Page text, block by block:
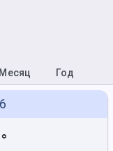
Месяц Год